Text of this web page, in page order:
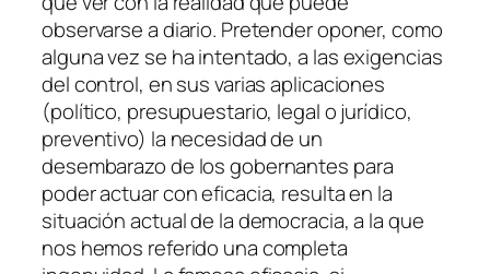
observarse a diario. Pretender oponer, como
alguna vez se ha intentado, a las exigencias
del control, en sus varias aplicaciones
(político, presupuestario, legal o jurídico,
preventivo) la necesidad de un
desembarazo de los gobernantes para
poder actuar con eficacia, resulta en la
situación actual de la democracia, a la que
nos hemos referido una completa